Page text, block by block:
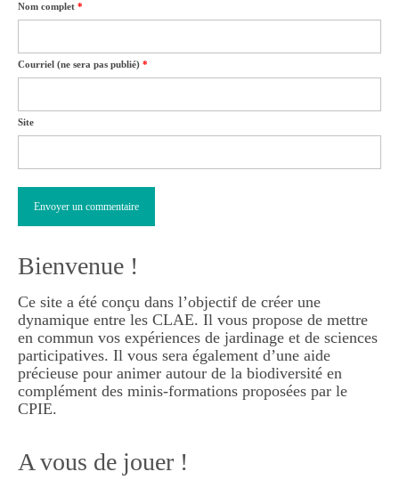
Nom complet *
Courriel (ne sera pas publié) *
Site
Bienvenue !
Ce site a été conçu dans l’objectif de créer une
dynamique entre les CLAE. Il vous propose de mettre
en commun vos expériences de jardinage et de sciences
participatives. Il vous sera également d’une aide
précieuse pour animer autour de la biodiversité en
complément des minis-formations proposées par le
CPIE.
A vous de jouer !